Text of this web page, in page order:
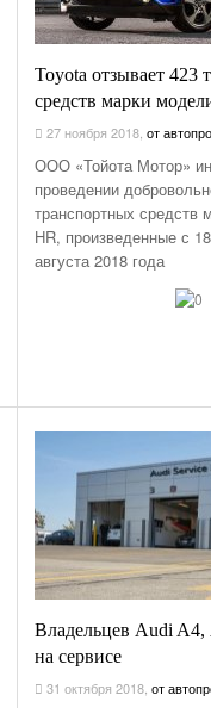
Toyota отзывает 423
средств марки
27 ноября 2018,от
ООО «Тойота Мотор»
проведении
транспортных средств
HR, произведенные с
августа 2018 года
Владельцев Audi
на сервисе
31 октября 2018,от